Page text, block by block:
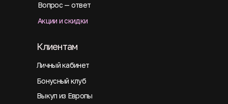
Вопрос — ответ
Акции и скидки
Личный кабинет
Клиентам
Бонусный клуб
Выкуп из Европы